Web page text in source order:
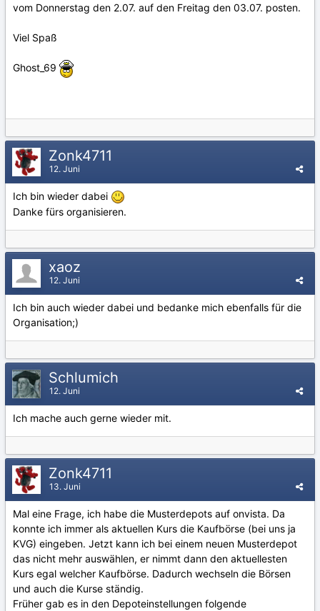
vom Donnerstag den 2.07. auf den Freitag den 03.07. posten.
Viel Spaß
Ghost_69
Zonk4711
12. Juni
Ich bin wieder dabei
Danke fürs organisieren.
xaoz
12. Juni
Ich bin auch wieder dabei und bedanke mich ebenfalls für die
Organisation;)
Schlumich
12. Juni
Ich mache auch gerne wieder mit.
Zonk4711
13. Juni
Mal eine Frage, ich habe die Musterdepots auf onvista. Da
konnte ich immer als aktuellen Kurs die Kaufbörse (bei uns ja
KVG) eingeben. Jetzt kann ich bei einem neuen Musterdepot
das nicht mehr auswählen, er nimmt dann den aktuellesten
Kurs egal welcher Kaufbörse. Dadurch wechseln die Börsen
und auch die Kurse ständig.
Früher gab es in den Depoteinstellungen folgende